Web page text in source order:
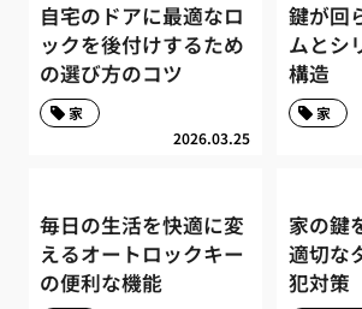
自宅のドアに最適なロ
ックを後付けするため
の選び方のコツ
2026.03.25
家
鍵が回
ムとシ
構造
家
毎日の生活を快適に変
えるオートロックキー
の便利な機能
家の鍵
適切な
犯対策